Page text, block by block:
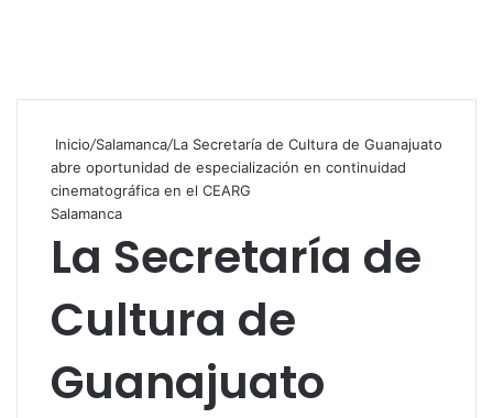
Inicio/Salamanca/La Secretaría de Cultura de Guanajuato
abre oportunidad de especialización en continuidad
cinematográfica en el CEARG
Salamanca
La Secretaría de
Cultura de
Guanajuato